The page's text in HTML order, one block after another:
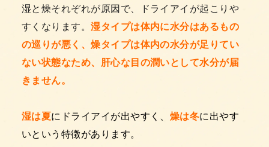
湿と燥それぞれが原因で、ドライアイが起こりや
すくなります。湿タイプは体内に水分はあるもの
の巡りが悪く、燥タイプは体内の水分が足りてい
ない状態なため、肝心な目の潤いとして水分が届
きません。
湿は夏にドライアイが出やすく、 燥は冬に出やす
いという特徴があります。